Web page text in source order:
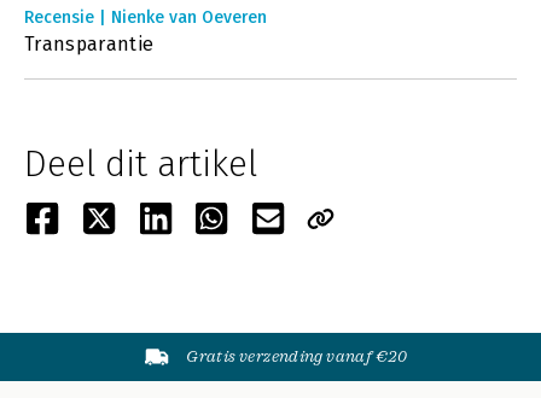
Recensie | Nienke van Oeveren
Transparantie
Deel dit artikel
Gratis verzending vanaf €20